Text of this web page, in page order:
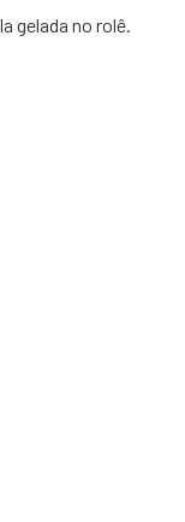
gelada no rolê.